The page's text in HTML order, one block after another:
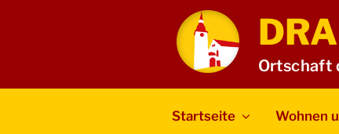
Ortschaft
Startseite Wohnen